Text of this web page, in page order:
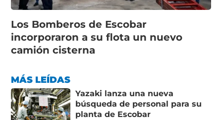
Los Bomberos de Escobar
incorporaron a su flota un nuevo
camión cisterna
MÁS LEÍDAS
Yazaki lanza una nueva
búsqueda de personal para su
planta de Escobar